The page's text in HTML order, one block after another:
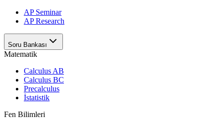
AP Seminar
AP Research
Soru Bankası
Matematik
Calculus AB
Calculus BC
Precalculus
İstatistik
Fen Bilimleri